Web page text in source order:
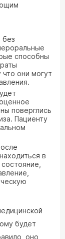
без
способны
они могут
поверглись
Пациенту
в
будет
оно